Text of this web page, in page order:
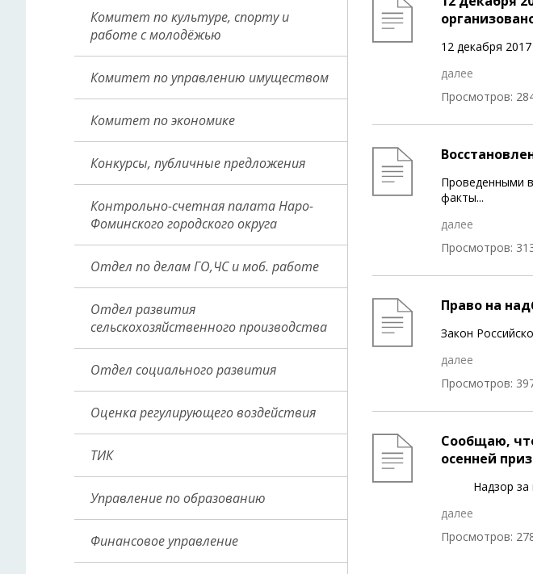
Комитет по культуре, спорту и
работе с молодёжью
Комитет по управлению имуществом
Комитет по экономике
Конкурсы, публичные предложения
Контрольно-счетная палата Наро-
Фоминского городского округа
Отдел по делам ГО,ЧС и моб. работе
Отдел развития
сельскохозяйственного производства
Отдел социального развития
Оценка регулирующего воздействия
ТИК
Управление по образованию
Финансовое управление
12 декабря
далее
Просмотров:
Проведенными
факты...
далее
Просмотров:
Право на
Закон
далее
Просмотров:
Сообщаю,
осенней
Надзор за
далее
Просмотров: